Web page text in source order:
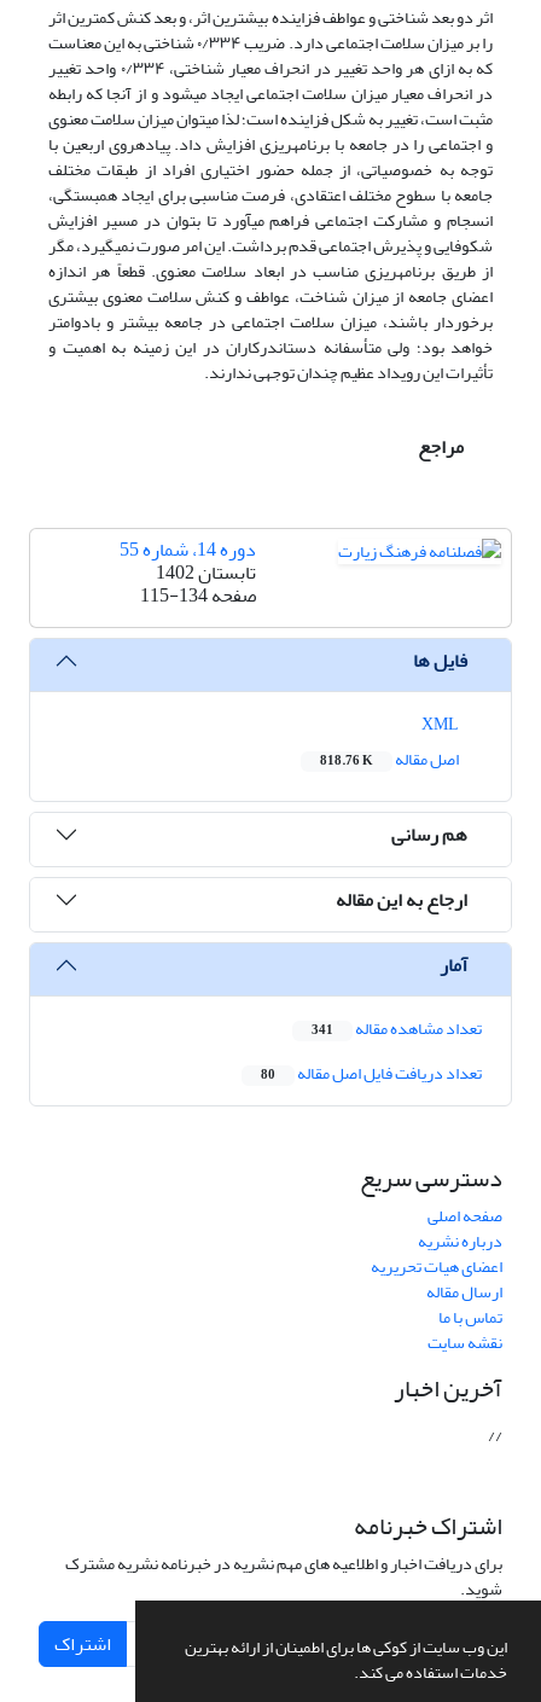
این وب سایت از کوکی ها برای اطمینان از ارائه بهترین
خدمات استفاده می کند.
اثر دو بعد شناختی و عواطف فزاینده بیشترین اثر، و بعد کنش کمترین اثر
را بر میزان سلامت اجتماعی دارد. ضریب ۰/۳۳۴ شناختی به این معناست
که به ازای هر واحد تغییر در انحراف معیار شناختی، ۰/۳۳۴ واحد تغییر
در انحراف معیار میزان سلامت اجتماعی ایجاد میشود و از آنجا که رابطه
مثبت است، تغییر به شکل فزاینده است؛ لذا میتوان میزان سلامت معنوی
و اجتماعی را در جامعه با برنامهریزی افزایش داد. پیادهروی اربعین با
توجه به خصوصیاتی، از جمله حضور اختیاری افراد از طبقات مختلف
جامعه با سطوح مختلف اعتقادی، فرصت مناسبی برای ایجاد همبستگی،
انسجام و مشارکت اجتماعی فراهم میآورد تا بتوان در مسیر افزایش
شکوفایی و پذیرش اجتماعی قدم برداشت. این امر صورت نمیگیرد، مگر
از طریق برنامهریزی مناسب در ابعاد سلامت معنوی. قطعاً هر اندازه
اعضای جامعه از میزان شناخت، عواطف و کنش سلامت معنوی بیشتری
برخوردار باشند، میزان سلامت اجتماعی در جامعه بیشتر و بادوامتر
خواهد بود؛ ولی متأسفانه دستاندرکاران در این زمینه به اهمیت و
تأثیراتاین رویداد عظیم چندان توجهی ندارند.
مراجع
دوره 14، شماره 55
تابستان 1402
صفحه115-134
فایل ها
اصل مقاله
818.76 K
هم رسانی
ارجاع به این مقاله
آمار
تعداد مشاهده مقاله 341
تعداد دریافت فایل اصل مقاله 80
دسترسی سریع
صفحه اصلی
درباره نشریه
اعضای هیات تحریریه
ارسال مقاله
تماس با ما
نقشه سایت
آخرین اخبار
//
اشتراک خبرنامه
برای دریافت اخبار و اطلاعیه های مهم نشریه در خبرنامه نشریه مشترک
شوید.
اشتراک